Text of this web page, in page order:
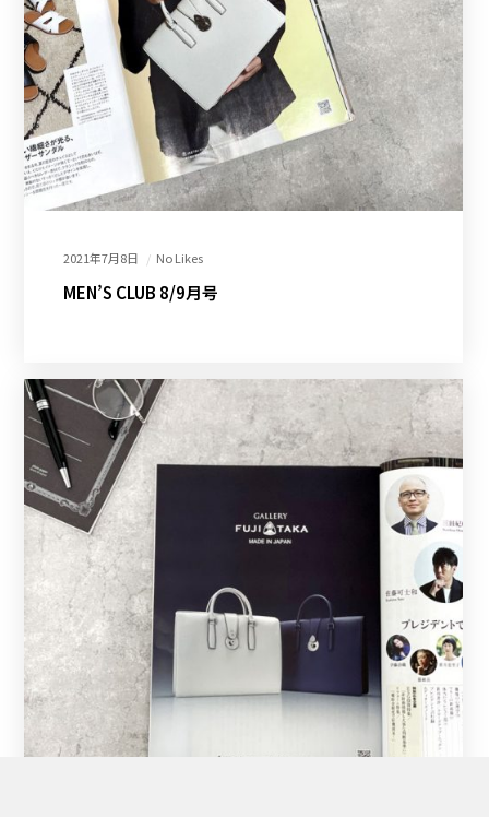
2021年7月8日 No Likes
MEN’S CLUB 8/9月号